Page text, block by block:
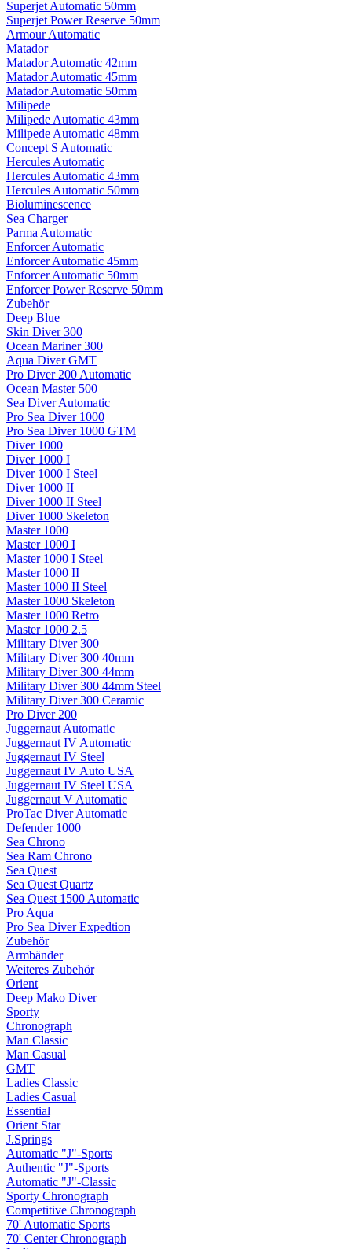
Superjet Automatic 50mm
Superjet Power Reserve 50mm
Armour Automatic
Matador
Matador Automatic 42mm
Matador Automatic 45mm
Matador Automatic 50mm
Milipede
Milipede Automatic 43mm
Milipede Automatic 48mm
Concept S Automatic
Hercules Automatic
Hercules Automatic 43mm
Hercules Automatic 50mm
Bioluminescence
Sea Charger
Parma Automatic
Enforcer Automatic
Enforcer Automatic 45mm
Enforcer Automatic 50mm
Enforcer Power Reserve 50mm
Zubehör
Deep Blue
Skin Diver 300
Ocean Mariner 300
Aqua Diver GMT
Pro Diver 200 Automatic
Ocean Master 500
Sea Diver Automatic
Pro Sea Diver 1000
Pro Sea Diver 1000 GTM
Diver 1000
Diver 1000 I
Diver 1000 I Steel
Diver 1000 II
Diver 1000 II Steel
Diver 1000 Skeleton
Master 1000
Master 1000 I
Master 1000 I Steel
Master 1000 II
Master 1000 II Steel
Master 1000 Skeleton
Master 1000 Retro
Master 1000 2.5
Military Diver 300
Military Diver 300 40mm
Military Diver 300 44mm
Military Diver 300 44mm Steel
Military Diver 300 Ceramic
Pro Diver 200
Juggernaut Automatic
Juggernaut IV Automatic
Juggernaut IV Steel
Juggernaut IV Auto USA
Juggernaut IV Steel USA
Juggernaut V Automatic
ProTac Diver Automatic
Defender 1000
Sea Chrono
Sea Ram Chrono
Sea Quest
Sea Quest Quartz
Sea Quest 1500 Automatic
Pro Aqua
Pro Sea Diver Expedtion
Zubehör
Armbänder
Weiteres Zubehör
Orient
Deep Mako Diver
Sporty
Chronograph
Man Classic
Man Casual
GMT
Ladies Classic
Ladies Casual
Essential
Orient Star
J.Springs
Automatic "J"-Sports
Authentic "J"-Sports
Automatic "J"-Classic
Sporty Chronograph
Competitive Chronograph
70' Automatic Sports
70' Center Chronograph